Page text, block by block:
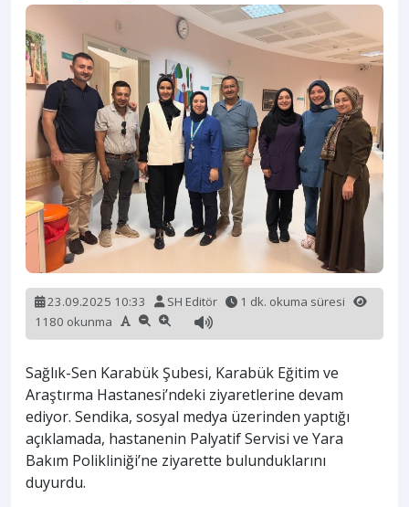
23.09.2025 10:33 SH Editör
1 dk. okuma süresi
1180 okunma
Sağlık-Sen Karabük Şubesi, Karabük Eğitim ve
Araştırma Hastanesi’ndeki ziyaretlerine devam
ediyor. Sendika, sosyal medya üzerinden yaptığı
açıklamada, hastanenin Palyatif Servisi ve Yara
Bakım Polikliniği’ne ziyarette bulunduklarını
duyurdu.